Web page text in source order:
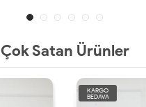
Çok Satan Ürünler
KARGO
BEDAVA